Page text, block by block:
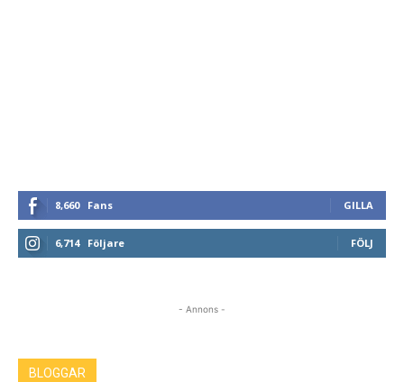
8,660 Fans GILLA
6,714 Följare FÖLJ
- Annons -
BLOGGAR